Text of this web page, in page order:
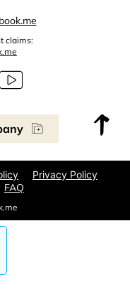
claims:
Privacy Policy
FAQ